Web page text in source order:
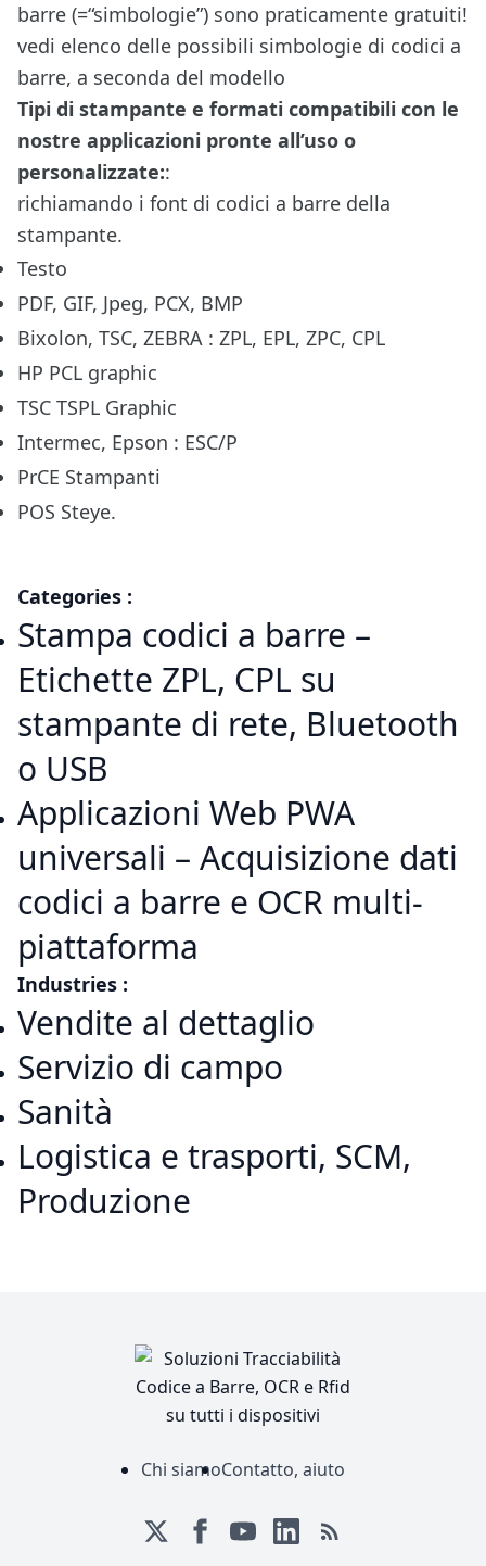
barre (=“simbologie”) sono praticamente gratuiti!
vedi elenco delle possibili simbologie di codici a
barre, a seconda del modello
Tipi di stampante e formati compatibili con le
nostre applicazioni pronte all’uso o
personalizzate::
richiamando i font di codici a barre della
stampante.
Testo
PDF, GIF, Jpeg, PCX, BMP
Bixolon, TSC, ZEBRA : ZPL, EPL, ZPC, CPL
HP PCL graphic
TSC TSPL Graphic
Intermec, Epson : ESC/P
PrCE Stampanti
POS Steye.
Categories :
Stampa codici a barre –
Etichette ZPL, CPL su
stampante di rete, Bluetooth
o USB
Applicazioni Web PWA
universali – Acquisizione dati
codici a barre e OCR multi-
piattaforma
Industries :
Vendite al dettaglio
Servizio di campo
Sanità
Logistica e trasporti, SCM,
Produzione
Chi siamoContatto, aiuto